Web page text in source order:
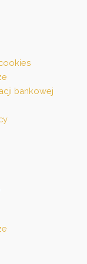
bankowej